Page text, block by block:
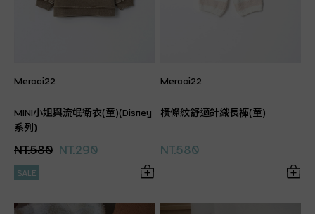
Mercci22
MINI小姐與流氓衛衣(童)(Disney
系列)
NT.580 NT.290
SALE
Mercci22
橫條紋舒適針織長褲(童)
NT.580